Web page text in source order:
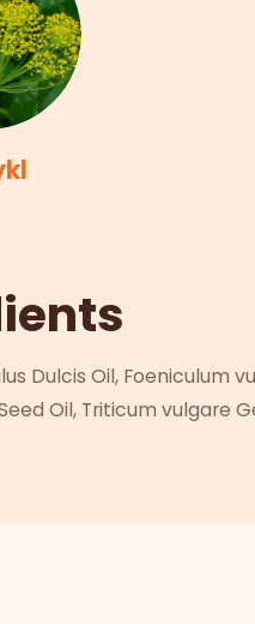
Dulcis Oil, Foeniculum
Oil, Triticum vulgare